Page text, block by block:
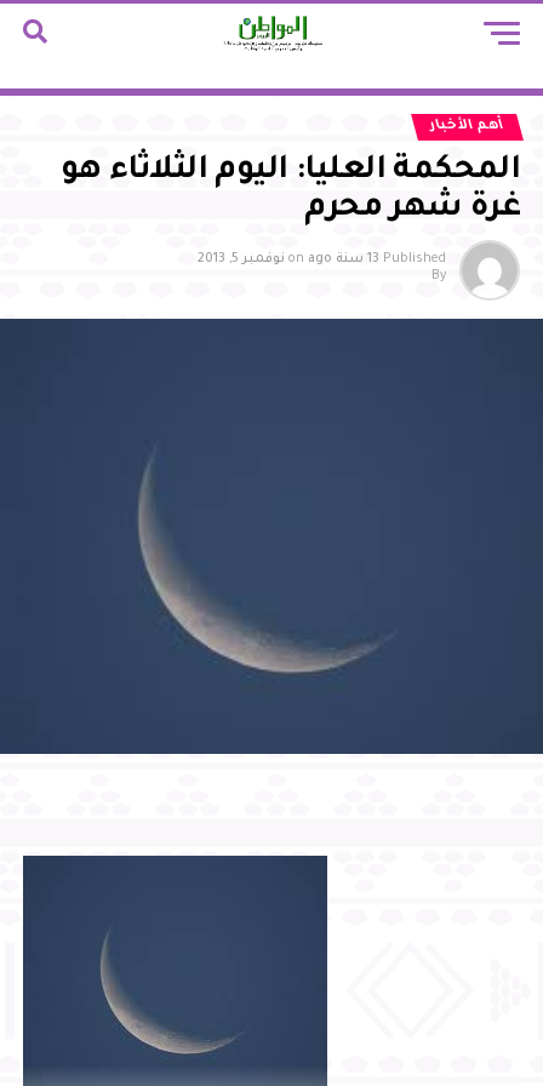
أهم الأخبار
المحكمة العليا: اليوم الثلاثاء هو
غرة شهر محرم
Published 13 سنة ago on نوفمبر 5, 2013
By